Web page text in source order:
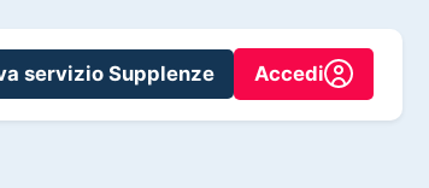
servizio Supplenze Accedi